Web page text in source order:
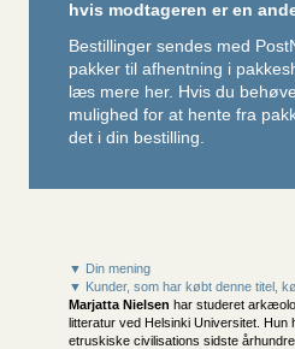
hvis modtageren er en
Bestillinger sendes med
pakker til afhentning i
læs mere her. Hvis du
mulighed for at hente fra
det i din bestilling.
▼ Din mening
▼ Kunder, som har købt denne titel,
Marjatta Nielsen har studeret
litteratur ved Helsinki Universitet.
etruskiske civilisations sidste